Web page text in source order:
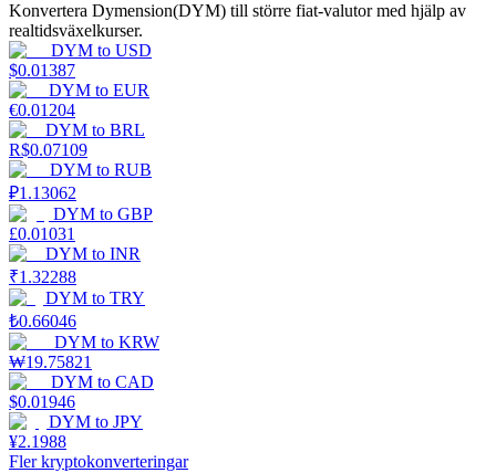
Tjäna
Power Piggy
Tjäna konkurrenskraftiga belöningar dagligen
Konvertera Dymension(DYM) till större fiat-valutor med hjälp av
realtidsväxelkurser.
DYM to USD
$0.01387
DYM to EUR
€0.01204
DYM to BRL
R$0.07109
DYM to RUB
₽1.13062
DYM to GBP
£0.01031
DYM to INR
₹1.32288
DYM to TRY
₺0.66046
DYM to KRW
₩19.75821
DYM to CAD
$0.01946
DYM to JPY
¥2.1988
Fler kryptokonverteringar